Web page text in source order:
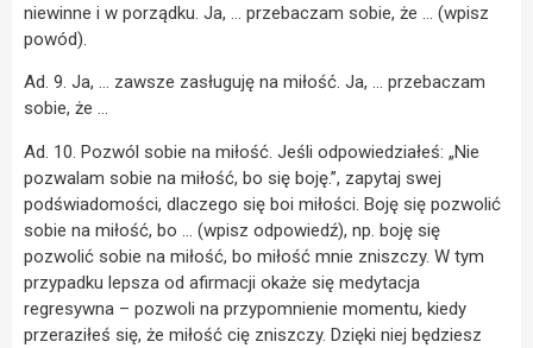
niewinne i w porządku. Ja, … przebaczam sobie, że … (wpisz
powód).
Ad. 9. Ja, … zawsze zasługuję na miłość. Ja, … przebaczam
sobie, że …
Ad. 10. Pozwól sobie na miłość. Jeśli odpowiedziałeś: „Nie
pozwalam sobie na miłość, bo się boję.”, zapytaj swej
podświadomości, dlaczego się boi miłości. Boję się pozwolić
sobie na miłość, bo … (wpisz odpowiedź), np. boję się
pozwolić sobie na miłość, bo miłość mnie zniszczy. W tym
przypadku lepsza od afirmacji okaże się medytacja
regresywna – pozwoli na przypomnienie momentu, kiedy
przeraziłeś się, że miłość cię zniszczy. Dzięki niej będziesz